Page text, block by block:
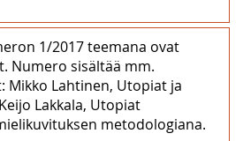
1/2017 teemana ovat
Numero sisältää mm.
Mikko Lahtinen, Utopiat ja
Lakkala, Utopiat
metodologiana.